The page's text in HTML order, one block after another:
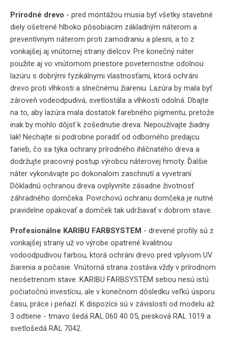
Prírodné drevo - pred montážou musia byť všetky stavebné
diely ošetrené hlboko pôsobiacim základným náterom a
preventívnym náterom proti zamodraniu a plesni, a to z
vonkajšej aj vnútornej strany dielcov. Pre konečný náter
použite aj vo vnútornom priestore poveternostne odolnou
lazúru s dobrými fyzikálnymi vlastnosťami, ktorá ochráni
drevo proti vlhkosti a slnečnému žiareniu. Lazúra by mala byť
zároveň vodeodpudivá, svetlostála a vlhkosti odolná. Dbajte
na to, aby lazúra mala dostatok farebného pigmentu, pretože
inak by mohlo dôjsť k zošednutie dreva. Nepoužívajte žiadny
lak! Nechajte si podrobne poradiť od odborného predajcu
farieb, čo sa týka ochrany prírodného ihličnatého dreva a
dodržujte pracovný postup výrobcu náterovej hmoty. Ďalšie
náter vykonávajte po dokonalom zaschnutí a vyvetraní.
Dôkladnú ochranou dreva ovplyvníte zásadne životnosť
záhradného domčeka. Povrchovú ochranu domčeka je nutné
pravidelne opakovať a domček tak udržiavať v dobrom stave.
Profesionálne KARIBU FARBSYSTEM - drevené profily sú z
vonkajšej strany už vo výrobe opatrené kvalitnou
vodoodpudivou farbou, ktorá ochráni drevo pred vplyvom UV
žiarenia a počasie. Vnútorná strana zostáva vždy v prírodnom
neošetrenom stave. KARIBU FARBSYSTÉM sebou nesú istú
počiatočnú investíciu, ale v konečnom dôsledku veľkú úsporu
času, práce i peňazí. K dispozícii sú v závislosti od modelu až
3 odtiene - tmavo šedá RAL 060 40 05, piesková RAL 1019 a
svetlošedá RAL 7042.